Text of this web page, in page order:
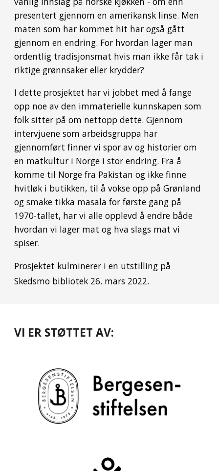
presentert gjennom en amerikansk linse. Men
maten som har kommet hit har også gått
gjennom en endring. For hvordan lager man
ordentlig tradisjonsmat hvis man ikke får tak i
riktige grønnsaker eller krydder?
I dette prosjektet har vi jobbet med å fange
opp noe av den immaterielle kunnskapen som
folk sitter på om nettopp dette. Gjennom
intervjuene som arbeidsgruppa har
gjennomført finner vi spor av og historier om
en matkultur i Norge i stor endring. Fra å
komme til Norge fra Pakistan og ikke finne
hvitløk i butikken, til å vokse opp på Grønland
og smake tikka masala for første gang på
1970-tallet, har vi alle opplevd å endre både
hvordan vi lager mat og hva slags mat vi
spiser.
Prosjektet kulminerer i en utstilling på
Skedsmo bibliotek 26. mars 2022.
VI ER STØTTET AV: